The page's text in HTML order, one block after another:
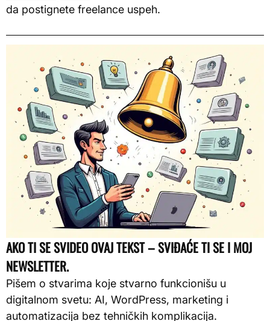
da postignete freelance uspeh.
AKO TI SE SVIDEO OVAJ TEKST – SVIĐAĆE TI SE I MOJ
NEWSLETTER.
Pišem o stvarima koje stvarno funkcionišu u
digitalnom svetu: AI, WordPress, marketing i
automatizacija bez tehničkih komplikacija.